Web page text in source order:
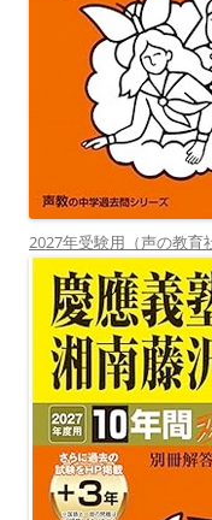
2027年受験用（声の教育